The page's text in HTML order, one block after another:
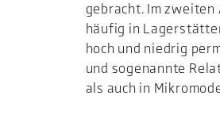
gebracht. Im
häufig in
hoch und niedrig
und sogenannte
als auch in